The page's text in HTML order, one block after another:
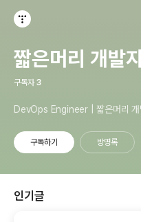
짧은머리 개발
구독자 3
DevOps Engineer | 짧은머리 개
구독하기 방명록
인기글